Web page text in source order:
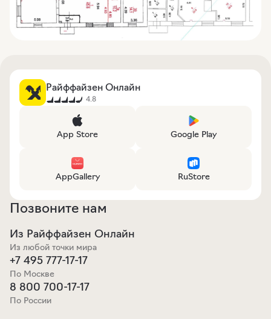
Райффайзен Онлайн
4.8
App Store Google Play
AppGallery RuStore
Позвоните нам
Из Райффайзен Онлайн
Из любой точки мира
+7 495 777-17-17
По Москве
8 800 700-17-17
По России